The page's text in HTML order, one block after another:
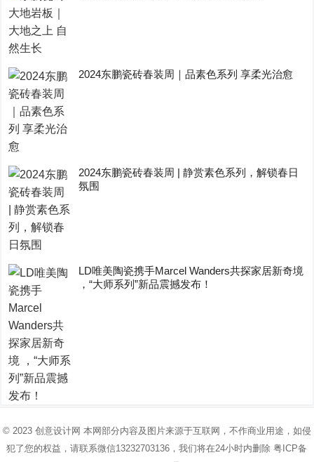
2024东鹏瓷砖春装周｜品素色系列 享柔光治愈
2024东鹏瓷砖春装周 | 静赏素色系列，解锁春日
氛围
LD唯美陶瓷携手Marcel Wanders共探家居新奇境
，“大师系列”新品震撼发布！
© 2023 创意设计网 本网部分内容及图片来源于互联网，不作商业用途，如侵
犯了您的权益，请联系微信13232703136，我们将在24小时内删除粤ICP备